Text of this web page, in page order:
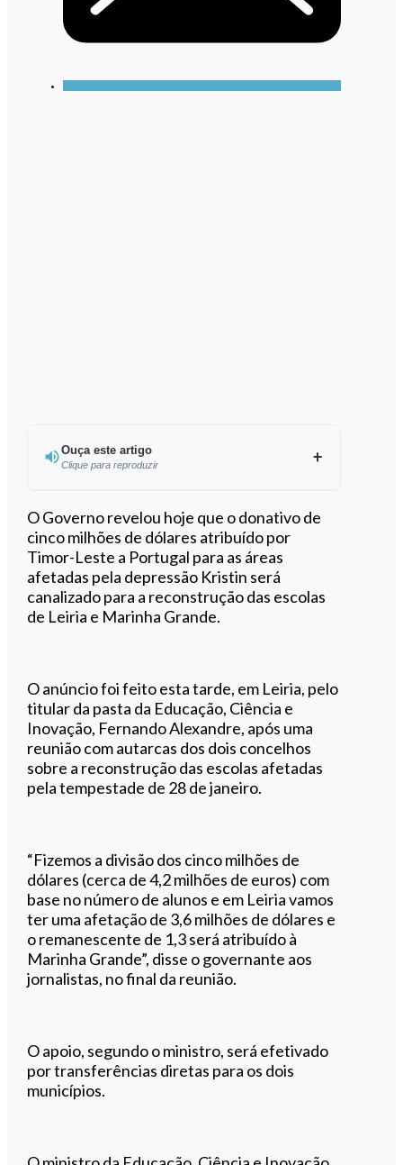
Ouça este artigo
Clique para reproduzir
Ouvir este artigo
O Governo revelou hoje que o donativo de
cinco milhões de dólares atribuído por
Timor-Leste a Portugal para as áreas
afetadas pela depressão Kristin será
canalizado para a reconstrução das escolas
de Leiria e Marinha Grande.
O anúncio foi feito esta tarde, em Leiria, pelo
titular da pasta da Educação, Ciência e
Inovação, Fernando Alexandre, após uma
reunião com autarcas dos dois concelhos
sobre a reconstrução das escolas afetadas
pela tempestade de 28 de janeiro.
“Fizemos a divisão dos cinco milhões de
dólares (cerca de 4,2 milhões de euros) com
base no número de alunos e em Leiria vamos
ter uma afetação de 3,6 milhões de dólares e
o remanescente de 1,3 será atribuído à
Marinha Grande”, disse o governante aos
jornalistas, no final da reunião.
O apoio, segundo o ministro, será efetivado
por transferências diretas para os dois
municípios.